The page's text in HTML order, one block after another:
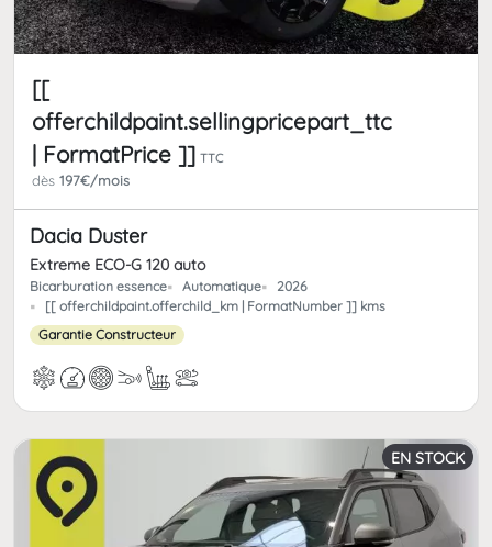
[[
offerchildpaint.sellingpricepart_ttc
| FormatPrice ]] TTC
dès 197€/mois
Dacia Duster
Extreme ECO-G 120 auto
Bicarburation essence Automatique
2026
[[ offerchildpaint.offerchild_km | FormatNumber ]] kms
Garantie Constructeur
EN STOCK